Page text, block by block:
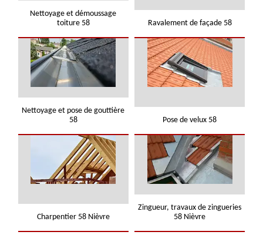
Nettoyage et démoussage
toiture 58
Ravalement de façade 58
Nettoyage et pose de gouttière
58
Pose de velux 58
Charpentier 58 Nièvre
Zingueur, travaux de zingueries
58 Nièvre